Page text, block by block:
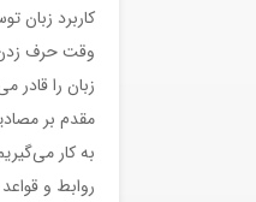
کاربرد زبان
وقت حرف زدن
زبان را قادر
مقدم بر
به کار
روابط و